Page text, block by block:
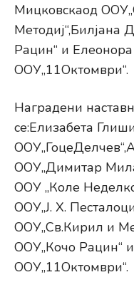
Мицковскаод
Методиј“,Билјана
Рацин“ и
ООУ„11Октомври“.
Наградени
се:Елизабета
ООУ„Димитар
ООУ „Коле
ООУ„Ј. Х.
ООУ„Св.Кирил и
ООУ„Кочо Рацин“
ООУ„11Октомври“.